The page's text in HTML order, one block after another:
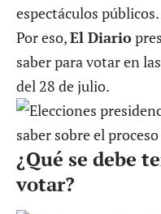
espectáculos públicos.
Por eso,El Diario
saber para votar en
del 28 de julio.
¿Qué se debe
votar?